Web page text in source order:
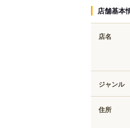
店舗基本
店名
ジャンル
住所